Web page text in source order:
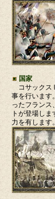
国家
コサックス
事を行います
ったフランス
トが登場し
力を有します